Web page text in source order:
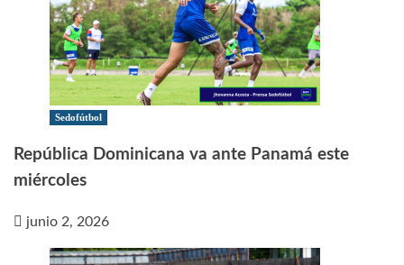
Sedofútbol
República Dominicana va ante Panamá este
miércoles
junio 2, 2026